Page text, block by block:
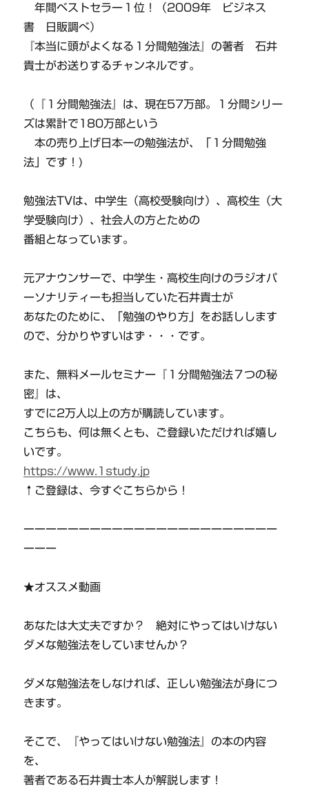
年間ベストセラー１位！（2009年 ビジネス
書 日販調べ）
『本当に頭がよくなる１分間勉強法』の著者 石井
貴士がお送りするチャンネルです。
（『１分間勉強法』は、現在57万部。１分間シリー
ズは累計で180万部という
本の売り上げ日本一の勉強法が、「１分間勉強
法」です！)
勉強法TVは、中学生（高校受験向け）、高校生（大
学受験向け）、社会人の方とための
番組となっています。
元アナウンサーで、中学生・高校生向けのラジオパ
ーソナリティーも担当していた石井貴士が
あなたのために、「勉強のやり方」をお話しします
ので、分かりやすいはず・・・です。
また、無料メールセミナー『１分間勉強法７つの秘
密』は、
すでに2万人以上の方が購読しています。
こちらも、何は無くとも、ご登録いただければ嬉し
いです。
https://www.1study.jp
↑ご登録は、今すぐこちらから！
ーーーーーーーーーーーーーーーーーーーーーーー
ーーー
★オススメ動画
あなたは大丈夫ですか？ 絶対にやってはいけない
ダメな勉強法をしていませんか？
ダメな勉強法をしなければ、正しい勉強法が身につ
きます。
そこで、『やってはいけない勉強法』の本の内容
を、
著者である石井貴士本人が解説します！